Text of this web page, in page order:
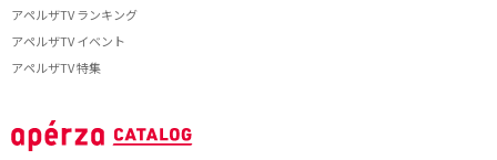
アペルザTV ランキング
アペルザTV イベント
アペルザTV 特集